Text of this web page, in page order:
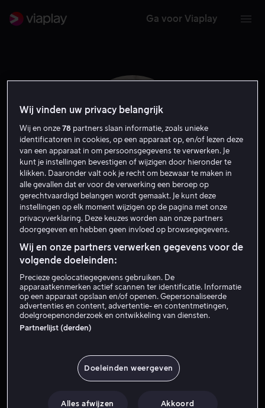
Ga voor Viaplay
Patsy Ferran
Stem
Wij vinden uw privacy belangrijk
Wij en onze78 partners slaan informatie, zoals unieke
identificatoren in cookies, op een apparaat op, en/of lezen deze
van een apparaat in om persoonsgegevens te verwerken. Je
kunt je instellingen bevestigen of wijzigen door hieronder te
klikken. Daaronder valt ook je recht om bezwaar te maken in
alle gevallen dat er voor de verwerking een beroep op
gerechtvaardigd belangen wordt gemaakt. Je kunt deze
instellingen op elk moment wijzigen op de pagina met onze
privacyverklaring. Deze keuzes worden aan onze partners
doorgegeven en hebben geen invloed op browsegegevens.
Wij en onze partners verwerken gegevens voor de
volgende doeleinden:
Precieze geolocatiegegevens gebruiken. De
apparaatkenmerken actief scannen ter identificatie. Informatie
op een apparaat opslaan en/of openen. Gepersonaliseerde
advertenties en content, advertentie- en contentmetingen,
doelgroepenonderzoek en ontwikkeling van diensten.
Partnerlijst (derden)
Doeleinden weergeven
Alles afwijzen Akkoord